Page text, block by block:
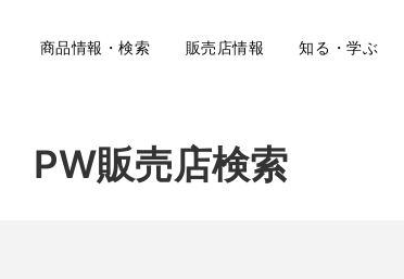
商品情報・検索 販売店情報 知る・学ぶ
PW販売店検索